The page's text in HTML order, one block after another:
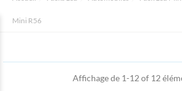
Mini R56
Affichage de 1-12 of 12